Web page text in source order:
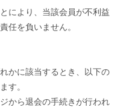
により、当該会員が不利益
任を負いません。
かに該当するとき、以下の
す。
から退会の手続きが行われ